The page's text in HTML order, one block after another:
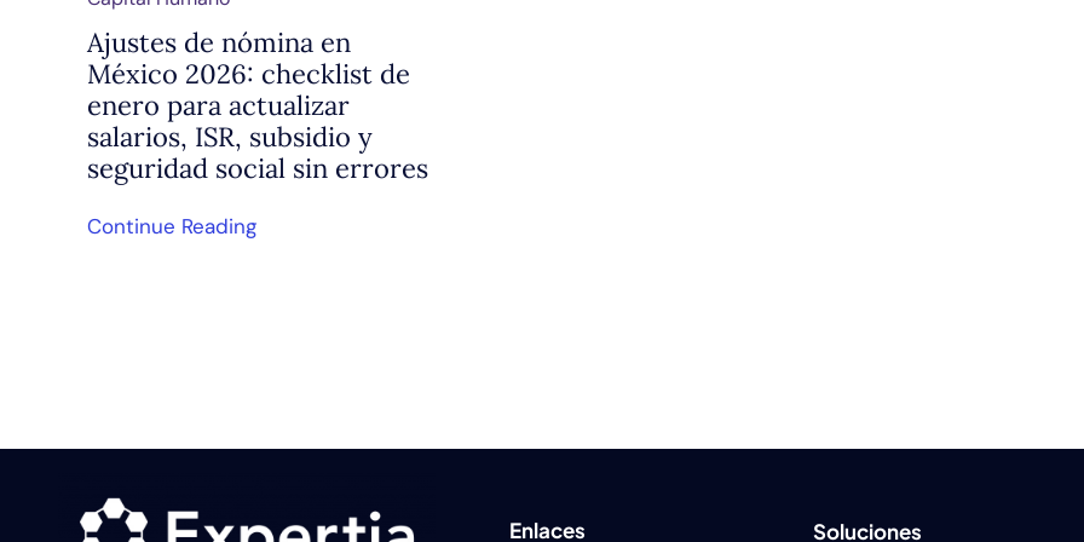
Ajustes de nómina en
México 2026: checklist de
enero para actualizar
salarios, ISR, subsidio y
seguridad social sin errores
Continue Reading
Enlaces Soluciones